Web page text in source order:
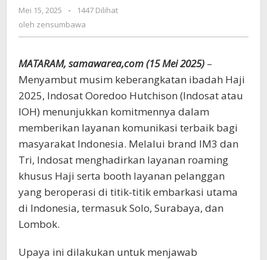
Suci
Mei 15, 2025
oleh
zensumbawa
-
1447 Dilihat
oleh zensumbawa
MATARAM, samawarea,com (15 Mei 2025) –
Menyambut musim keberangkatan ibadah Haji
2025, Indosat Ooredoo Hutchison (Indosat atau
IOH) menunjukkan komitmennya dalam
memberikan layanan komunikasi terbaik bagi
masyarakat Indonesia. Melalui brand IM3 dan
Tri, Indosat menghadirkan layanan roaming
khusus Haji serta booth layanan pelanggan
yang beroperasi di titik-titik embarkasi utama
di Indonesia, termasuk Solo, Surabaya, dan
Lombok.
Upaya ini dilakukan untuk menjawab